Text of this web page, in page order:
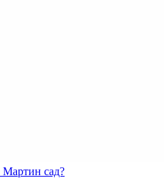
Мартин сад?